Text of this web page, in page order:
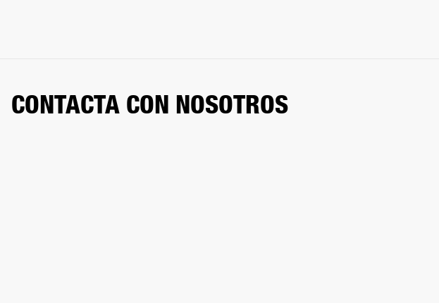
CONTACTA CON NOSOTROS